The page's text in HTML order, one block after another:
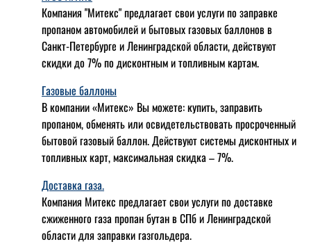
Компания "Митекс" предлагает свои услуги по заправке
пропаном автомобилей и бытовых газовых баллонов в
Санкт-Петербурге и Ленинградской области, действуют
скидки до 7% по дисконтным и топливным картам.
Газовые баллоны
В компании «Митекс» Вы можете: купить, заправить
пропаном, обменять или освидетельствовать просроченный
бытовой газовый баллон. Действуют системы дисконтных и
топливных карт, максимальная скидка – 7%.
Доставка газа.
Компания Митекс предлагает свои услуги по доставке
сжиженного газа пропан бутан в СПб и Ленинградской
области для заправки газгольдера.